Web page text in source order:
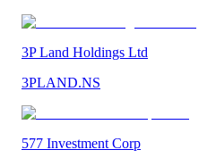
3P Land Holdings Ltd
3PLAND.NS
577 Investment Corp